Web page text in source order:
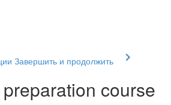
Завершить и продолжить
course